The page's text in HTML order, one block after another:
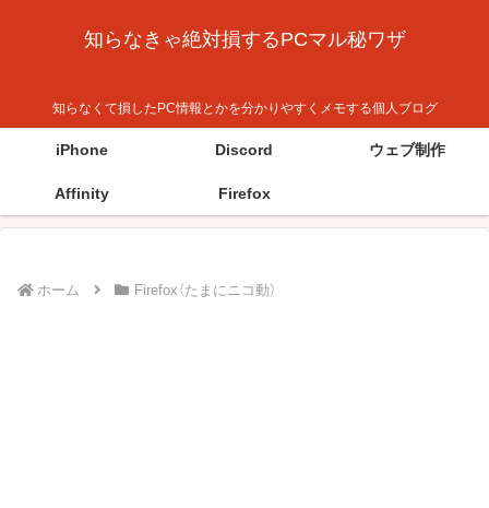
知らなきゃ絶対損するPCマル秘ワザ
知らなくて損したPC情報とかを分かりやすくメモする個人ブログ
iPhone Discord ウェブ制作
Affinity Firefox
ホーム Firefox（たまにニコ動）